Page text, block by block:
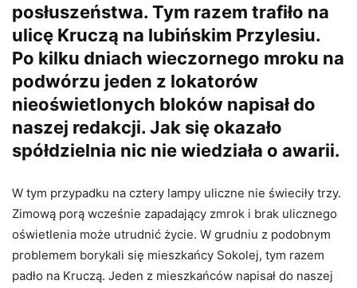
posłuszeństwa. Tym razem trafiło na
ulicę Kruczą na lubińskim Przylesiu.
Po kilku dniach wieczornego mroku na
podwórzu jeden z lokatorów
nieoświetlonych bloków napisał do
naszej redakcji. Jak się okazało
spółdzielnia nic nie wiedziała o awarii.
W tym przypadku na cztery lampy uliczne nie świeciły trzy.
Zimową porą wcześnie zapadający zmrok i brak ulicznego
oświetlenia może utrudnić życie. W grudniu z podobnym
problemem borykali się mieszkańcy Sokolej, tym razem
padło na Kruczą. Jeden z mieszkańców napisał do naszej